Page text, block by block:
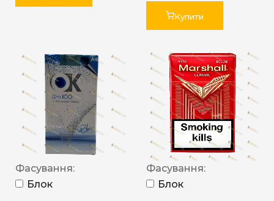
Купити
Фасування:
Блок
Фасування:
Блок